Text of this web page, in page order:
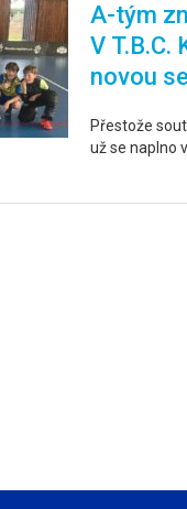
A-tým
V T.B.C.
novou
Přestože
už se naplno